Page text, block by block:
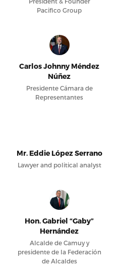
Pacifico Group
Carlos Johnny Méndez
Núñez
Presidente Cámara de
Representantes
Mr. Eddie López Serrano
Lawyer and political analyst
Hon. Gabriel “Gaby”
Hernández
Alcalde de Camuy y
presidente de la Federación
de Alcaldes